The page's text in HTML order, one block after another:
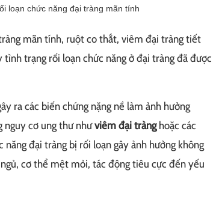
loạn chức năng đại tràng mãn tính
mãn tính, ruột co thắt, viêm đại tràng tiết
tình trạng rối loạn chức năng ở đại tràng đã được
ra các biến chứng nặng nề làm ảnh hưởng
nguy cơ ung thư nhưviêm đại trànghoặc các
đại tràng bị rối loạn gây ảnh hưởng không
cơ thể mệt mỏi, tác động tiêu cực đến yếu